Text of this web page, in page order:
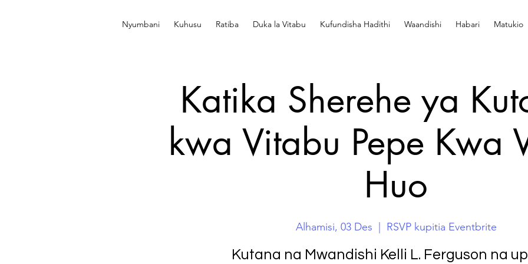
Nyumbani Kuhusu Ratiba Duka la Vitabu Kufundisha Hadithi Waandishi Habari Matukio
Katika Sherehe ya
kwa Vitabu Pepe Kwa
Huo
Alhamisi, 03 Des RSVP kupitia Eventbrite
Kutana na Mwandishi Kelli L. Ferguson na